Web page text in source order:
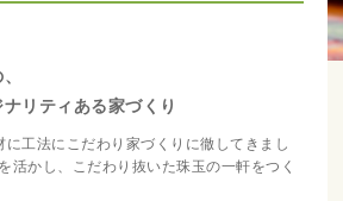
リティある家づくり
工法にこだわり家づくりに徹してきまし
活かし、こだわり抜いた珠玉の一軒をつく